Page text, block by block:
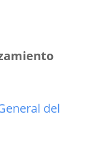
del